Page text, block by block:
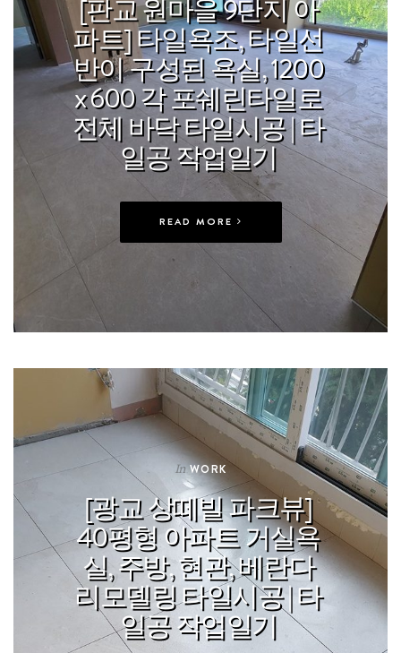
[판교 원마을 9단지 아
파트] 타일욕조, 타일선
반이 구성된 욕실, 1200
x 600 각 포쉐린타일로
전체 바닥 타일시공 | 타
일공 작업일기
READ MORE
In WORK
[광교 상떼빌 파크뷰]
40평형 아파트 거실욕
실, 주방, 현관, 베란다
리모델링 타일시공 | 타
일공 작업일기